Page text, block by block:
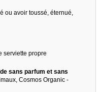
ou avoir toussé, éternué,
serviette propre
sans parfum et sans
Cosmos Organic -